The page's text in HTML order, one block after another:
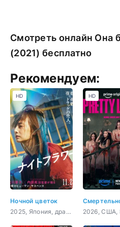
Смотреть онлайн Она
(2021) бесплатно
Рекомендуем:
Ночной цветок
2025, Япония, драма
HD HD